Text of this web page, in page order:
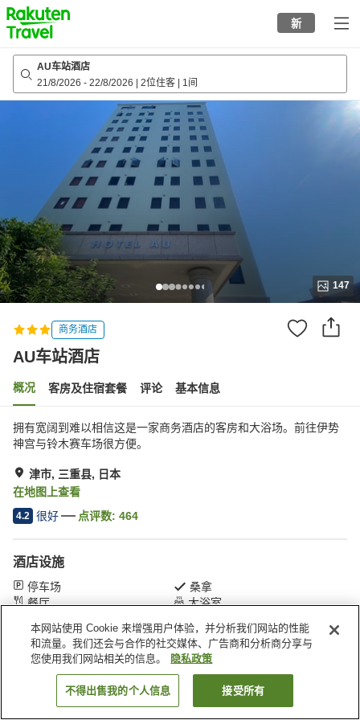
to
top
page
新
AU车站酒店
21/8/2026 - 22/8/2026 2位住客 1间
147
商务酒店
AU车站酒店
概况 客房及住宿套餐 评论 基本信息
拥有宽阔到难以相信这是一家商务酒店的客房和大浴场。前往伊势
神宫与铃木赛车场很方便。
津市, 三重县, 日本
在地图上查看
4.2 很好 点评数: 464
酒店设施
停车场
桑拿
餐厅
大浴室
首页 日本 三重县 津市 AU车站酒店
搜索客房
本网站使用 Cookie 来增强用户体验，并分析我们网站的性能
和流量。我们还会与合作的社交媒体、广告商和分析商分享与
您使用我们网站相关的信息。
隐私政策
不得出售我的个人信息 接受所有